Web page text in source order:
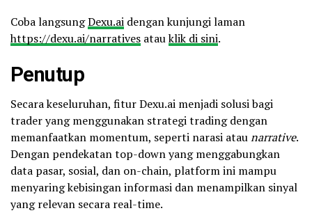
Coba langsungDexu.ai dengan kunjungi laman
https://dexu.ai/narratives atauklik di sini.
Penutup
Secara keseluruhan, fitur Dexu.ai menjadi solusi bagi
trader yang menggunakan strategi trading dengan
memanfaatkan momentum, seperti narasi ataunarrative.
Dengan pendekatan top-down yang menggabungkan
data pasar, sosial, dan on-chain, platform ini mampu
menyaring kebisingan informasi dan menampilkan sinyal
yang relevan secara real-time.